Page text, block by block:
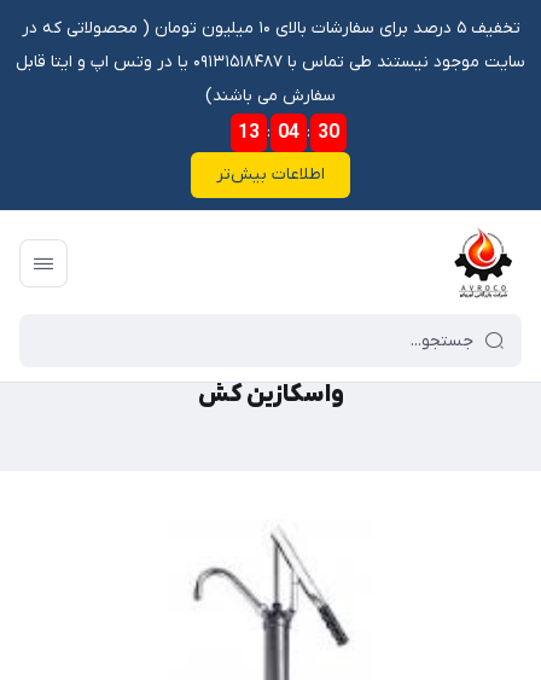
تخفیف ۵ درصد برای سفارشات بالای ۱۰ میلیون تومان ‌‌(‌‌ محصولاتی که در
سایت موجود نیستند طی تماس با ۰۹۱۳۱۵۱۸۴۸۷ یا در وتس اپ و ایتا قابل
سفارش می باشند)
13 : 04 : 30
اطلاعات بیش‌تر
فروشگاه آنلاین آوروکو
واسکازین کش